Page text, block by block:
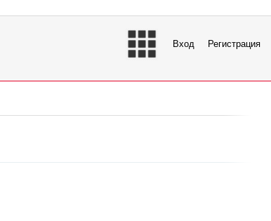
Вход Регистрация